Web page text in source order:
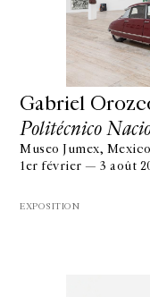
Gabriel
Politécnico
Museo Jumex,
1er février — 3 août
EXPOSITION